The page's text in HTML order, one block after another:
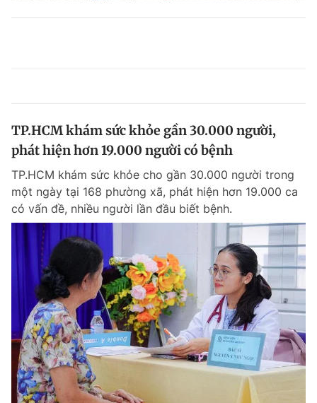
TP.HCM khám sức khỏe gần 30.000 người,
phát hiện hơn 19.000 người có bệnh
TP.HCM khám sức khỏe cho gần 30.000 người trong
một ngày tại 168 phường xã, phát hiện hơn 19.000 ca
có vấn đề, nhiều người lần đầu biết bệnh.